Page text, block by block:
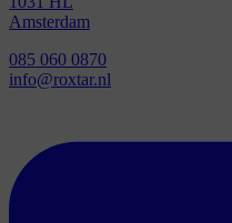
Amsterdam
085 060 0870
info@roxtar.nl